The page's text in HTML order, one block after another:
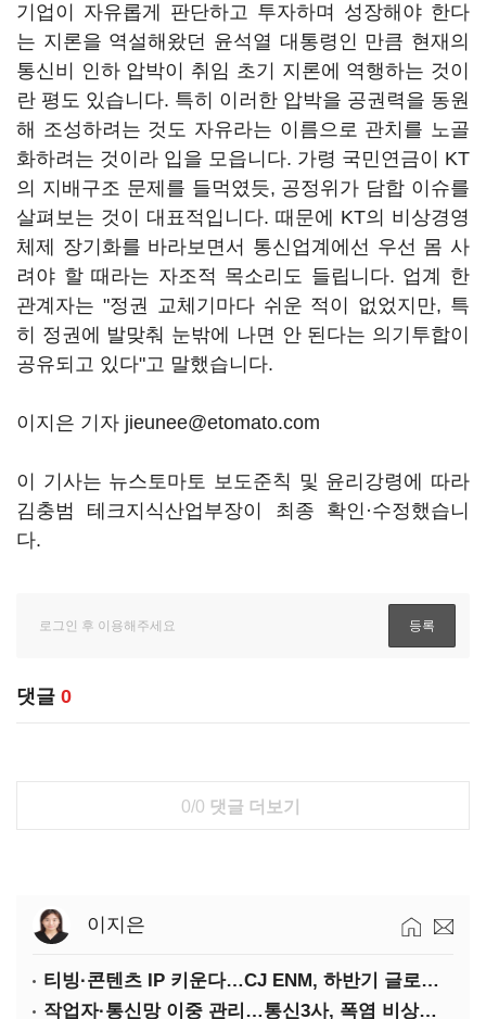
기업이 자유롭게 판단하고 투자하며 성장해야 한다
는 지론을 역설해왔던 윤석열 대통령인 만큼 현재의
통신비 인하 압박이 취임 초기 지론에 역행하는 것이
란 평도 있습니다. 특히 이러한 압박을 공권력을 동원
해 조성하려는 것도 자유라는 이름으로 관치를 노골
화하려는 것이라 입을 모읍니다. 가령 국민연금이 KT
의 지배구조 문제를 들먹였듯, 공정위가 담합 이슈를
살펴보는 것이 대표적입니다. 때문에 KT의 비상경영
체제 장기화를 바라보면서 통신업계에선 우선 몸 사
려야 할 때라는 자조적 목소리도 들립니다. 업계 한
관계자는 "정권 교체기마다 쉬운 적이 없었지만, 특
히 정권에 발맞춰 눈밖에 나면 안 된다는 의기투합이
공유되고 있다"고 말했습니다.
이지은 기자 jieunee@etomato.com
이 기사는 뉴스토마토 보도준칙 및 윤리강령에 따라
김충범 테크지식산업부장이 최종 확인·수정했습니
다.
댓글 0
0/0 댓글 더보기
이지은
티빙·콘텐츠 IP 키운다…CJ ENM, 하반기 글로벌 확장 가속
작업자·통신망 이중 관리…통신3사, 폭염 비상대응 돌입